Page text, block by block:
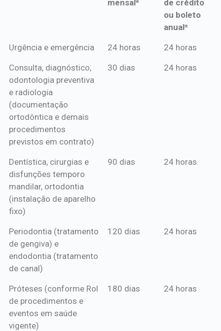
mensal*
de crédito
ou boleto
anual*
*Procedimentos Amil
*Pagamento
mensal*
*Pagamento
de crédito
Urgência e emergência 24 horas 24 horas
Consulta, diagnóstico,
odontologia preventiva
e radiologia
(documentação
ortodôntica e demais
procedimentos
previstos em contrato)
30 dias 24 horas
Dentística, cirurgias e
disfunções temporo
mandilar, ortodontia
(instalação de aparelho
fixo)
90 dias 24 horas
Periodontia (tratamento
de gengiva) e
endodontia (tratamento
de canal)
120 dias 24 horas
Próteses (conforme Rol
de procedimentos e
eventos em saúde
vigente)
180 dias 24 horas